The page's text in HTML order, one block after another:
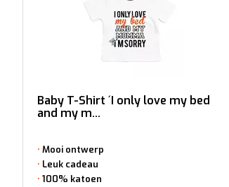
Baby T-Shirt ´I only love my bed
and my m...
Mooi ontwerp
Leuk cadeau
100% katoen